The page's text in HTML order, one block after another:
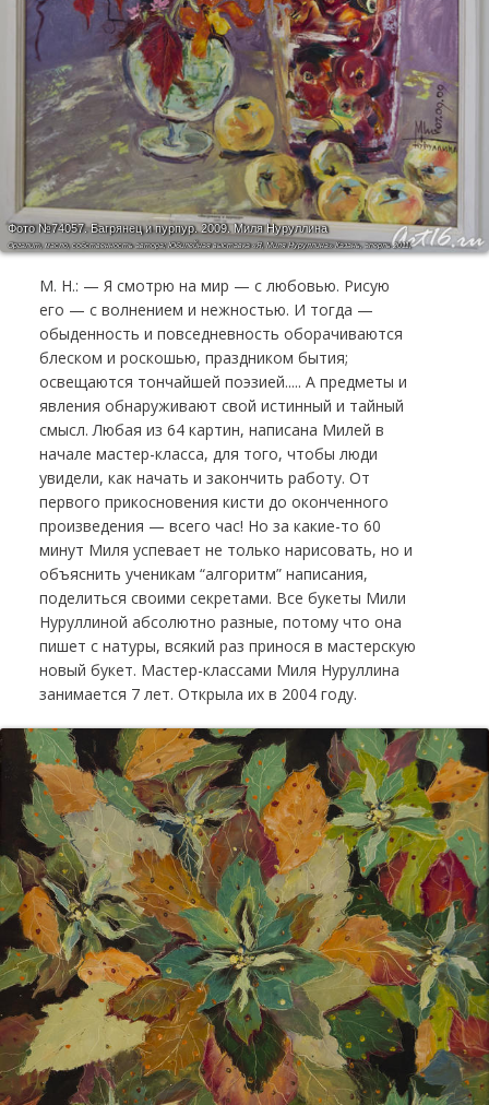
Фото №74057.Багрянец и пурпур. 2009. Миля Нуруллина
Оргалит, масло, собственность автора; Юбилейная выставка «Я, Миля Нуруллина» Казань, аперль 2011;
М. Н.: — Я смотрю на мир — с любовью. Рисую
его — с волнением и нежностью. И тогда —
обыденность и повседневность оборачиваются
блеском и роскошью, праздником бытия;
освещаются тончайшей поэзией..... А предметы и
явления обнаруживают свой истинный и тайный
смысл. Любая из 64 картин, написана Милей в
начале мастер-класса, для того, чтобы люди
увидели, как начать и закончить работу. От
первого прикосновения кисти до оконченного
произведения — всего час! Но за какие-то 60
минут Миля успевает не только нарисовать, но и
объяснить ученикам “алгоритм” написания,
поделиться своими секретами. Все букеты Мили
Нуруллиной абсолютно разные, потому что она
пишет с натуры, всякий раз принося в мастерскую
новый букет. Мастер-классами Миля Нуруллина
занимается 7 лет. Открыла их в 2004 году.